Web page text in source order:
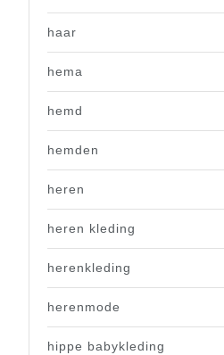
haar
hema
hemd
hemden
heren
heren kleding
herenkleding
herenmode
hippe babykleding